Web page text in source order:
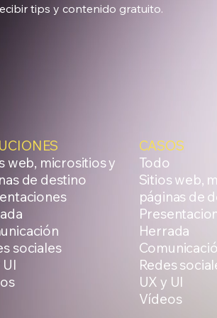
tips y contenido gratuito.
web, micrositios y
de destino
sociales
UI
CASOS
Todo
Sitios web,
páginas de
Herrada
Redes
UX y UI
Vídeos